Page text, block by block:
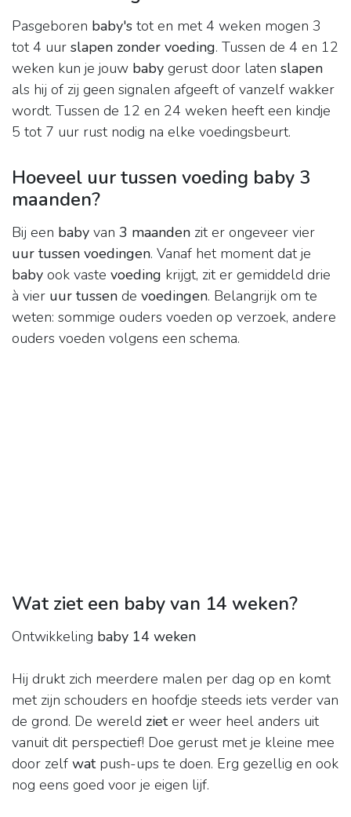
Pasgeboren baby's tot en met 4 weken mogen 3
tot 4 uur slapen zonder voeding. Tussen de 4 en 12
weken kun je jouw baby gerust door laten slapen
als hij of zij geen signalen afgeeft of vanzelf wakker
wordt. Tussen de 12 en 24 weken heeft een kindje
5 tot 7 uur rust nodig na elke voedingsbeurt.
Hoeveel uur tussen voeding baby 3
maanden?
Bij een baby van 3 maanden zit er ongeveer vier
uur tussen voedingen. Vanaf het moment dat je
baby ook vaste voeding krijgt, zit er gemiddeld drie
à vier uur tussen de voedingen. Belangrijk om te
weten: sommige ouders voeden op verzoek, andere
ouders voeden volgens een schema.
Wat ziet een baby van 14 weken?
Ontwikkeling baby 14 weken
Hij drukt zich meerdere malen per dag op en komt
met zijn schouders en hoofdje steeds iets verder van
de grond. De wereld zieter weer heel anders uit
vanuit dit perspectief! Doe gerust met je kleine mee
door zelf watpush-ups te doen. Erg gezellig en ook
nog eens goed voor je eigen lijf.